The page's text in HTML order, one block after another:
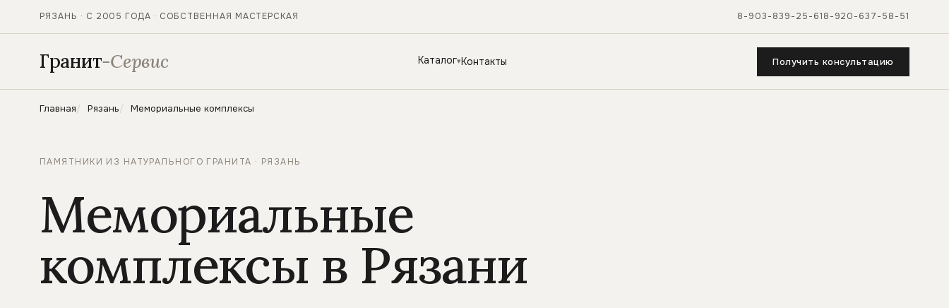
РЯЗАНЬ · С 2005 ГОДА · СОБСТВЕННАЯ МАСТЕРСКАЯ 8-903-839-25-618-920-637-58-51
Гранит-Сервис Каталог Контакты Получить консультацию
Главная Рязань Мемориальные комплексы
ПАМЯТНИКИ ИЗ НАТУРАЛЬНОГО ГРАНИТА · РЯЗАНЬ
Мемориальные
комплексы в Рязани